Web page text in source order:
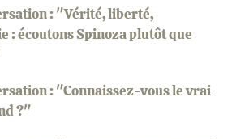
: "Vérité, liberté,
: écoutons Spinoza plutôt que
: "Connaissez-vous le vrai
?"